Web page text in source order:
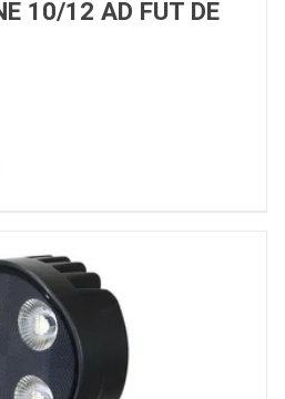
10/12 AD FUT DE